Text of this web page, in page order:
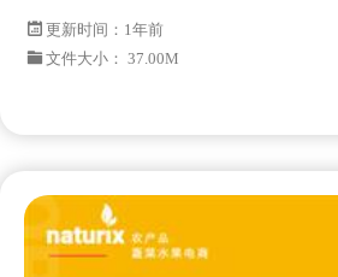
更新时间： 1年前
文件大小： 37.00M